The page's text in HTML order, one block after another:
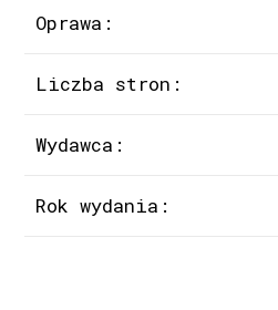
Oprawa:
Liczba stron:
Wydawca:
Rok wydania: